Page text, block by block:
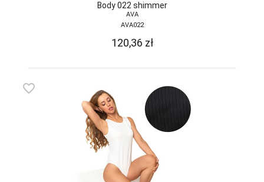
KONRAD
KOSTAR
LADY TINA
LAMA
LAPINEE
LAYDI
Body 022 shimmer
AVA
AVA022
120,36 zł
favorite_border